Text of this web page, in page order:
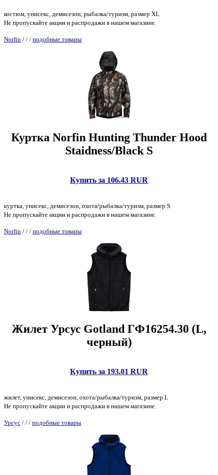
костюм, унисекс, демисезон, рыбалка/туризм, размер XL
Не пропускайте акции и распродажи в нашем магазине.
Norfin / / / подобные товары
Куртка Norfin Hunting Thunder Hood
Staidness/Black S
Купить за 106.43 RUR
куртка, унисекс, демисезон, охота/рыбалка/туризм, размер S
Не пропускайте акции и распродажи в нашем магазине.
Norfin / / / подобные товары
Жилет Урсус Gotland ГФ16254.30 (L,
черный)
Купить за 193.01 RUR
жилет, унисекс, демисезон, охота/рыбалка/туризм, размер L
Не пропускайте акции и распродажи в нашем магазине.
Урсус / / / подобные товары